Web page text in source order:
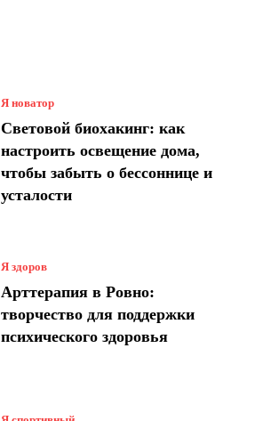
Я новатор
Световой биохакинг: как
настроить освещение дома,
чтобы забыть о бессоннице и
усталости
Я здоров
Арттерапия в Ровно:
творчество для поддержки
психического здоровья